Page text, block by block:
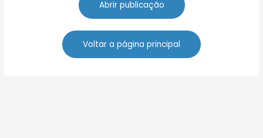
Abrir publicação
Voltar a página principal